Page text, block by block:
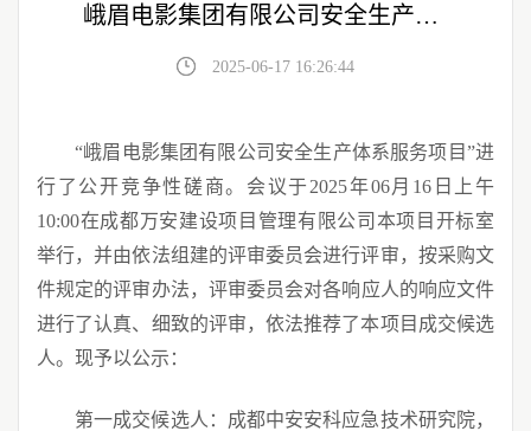
峨眉电影集团有限公司安全生产体系服务项目 成交候选人公示
2025-06-17 16:26:44
“峨眉电影集团有限公司安全生产体系服务项目”进
行了 公开竞争性磋商。会议于 2025年06月 16日上午
10:00在成都万安建设项目管理有限公司 本项目 开标室
举行，并由依法组建的评审委员会进行评审，按采购文
件规定的评审办法， 评审委员会对各响应人的响应文件
进行了认真、细致的评审，依法推荐了本项目 成交候选
人。现予以公示：
第一成交候选人：成都中安安科应急技术研究院，